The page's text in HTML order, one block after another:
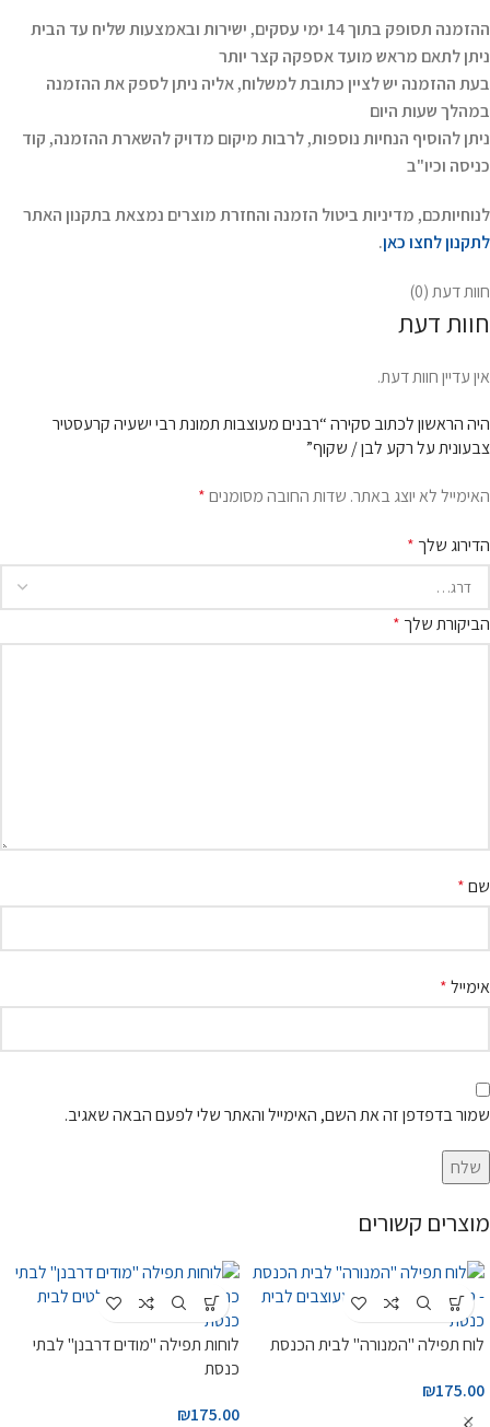
ההזמנה תסופק בתוך 14 ימי עסקים, ישירות ובאמצעות שליח עד הבית
ניתן לתאם מראש מועד אספקה קצר יותר
בעת ההזמנה יש לציין כתובת למשלוח, אליה ניתן לספק את ההזמנה
במהלך שעות היום
ניתן להוסיף הנחיות נוספות, לרבות מיקום מדויק להשארת ההזמנה, קוד
כניסה וכיו"ב
לנוחיותכם, מדיניות ביטול הזמנה והחזרת מוצרים נמצאת בתקנון האתר
לתקנון לחצו כאן.
חוות דעת (0)
חוות דעת
אין עדיין חוות דעת.
היה הראשון לכתוב סקירה “רבנים מעוצבות תמונת רבי ישעיה קרעסטיר
צבעונית על רקע לבן / שקוף”
האימייל לא יוצג באתר. שדות החובה מסומנים*
הדירוג שלך *
הביקורת שלך *
שם*
אימייל*
שמור בדפדפן זה את השם, האימייל והאתר שלי לפעם הבאה שאגיב.
מוצרים קשורים
לוח תפילה "המנורה" לבית הכנסת
₪175.00
לוחות תפילה "מודים דרבנן" לבתי
כנסת
₪175.00